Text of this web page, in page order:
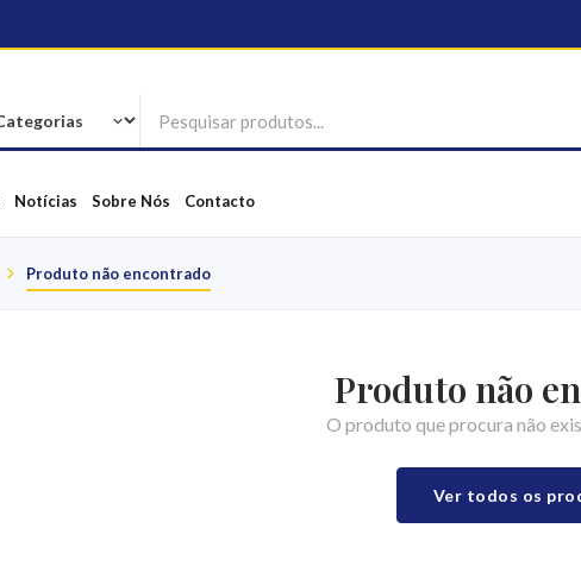
Notícias Sobre Nós Contacto
Produto não encontrado
Produto não
O produto que procura não
Ver todos os